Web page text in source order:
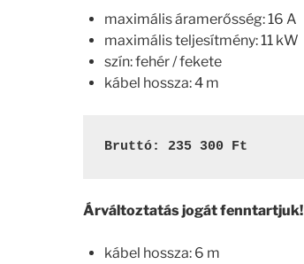
maximális áramerősség: 16 A
maximális teljesítmény: 11 kW
szín: fehér / fekete
kábel hossza: 4 m
Bruttó: 235 300 Ft
Árváltoztatás jogát fenntartjuk!
kábel hossza: 6 m